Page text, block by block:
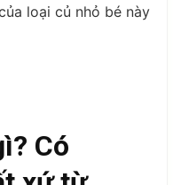
loại củ nhỏ bé này
Có